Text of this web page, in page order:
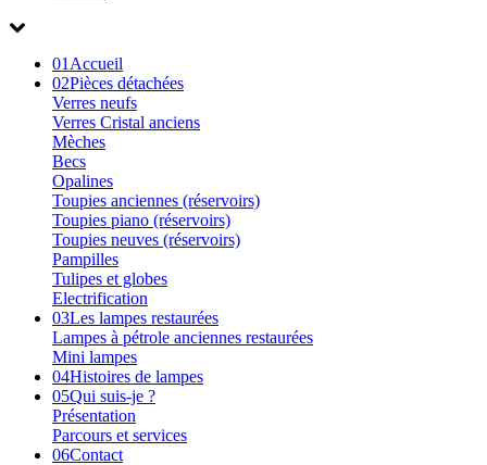
01 Accueil
02Pièces détachées
Verres neufs
Verres Cristal anciens
Mèches
Becs
Opalines
Toupies anciennes (réservoirs)
Toupies piano (réservoirs)
Toupies neuves (réservoirs)
Pampilles
Tulipes et globes
Electrification
03Les lampes restaurées
Lampes à pétrole anciennes restaurées
Mini lampes
04Histoires de lampes
05Qui suis-je ?
Présentation
Parcours et services
06Contact